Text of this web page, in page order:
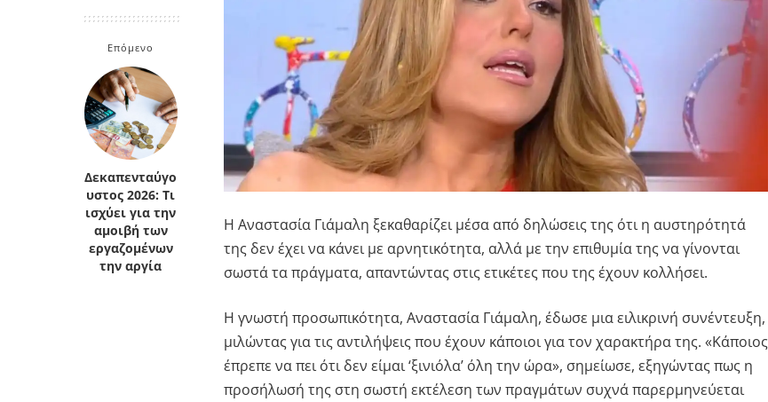
Κρήτη
Κυκλάδες
Πελοπόννησος
Πελοπόννησος
Επόμενο
Δεκαπενταύγο
υστος 2026: Τι
ισχύει για την
αμοιβή των
εργαζομένων
την αργία
Η Αναστασία Γιάμαλη ξεκαθαρίζει μέσα από δηλώσεις της ότι η αυστηρότητά
της δεν έχει να κάνει με αρνητικότητα, αλλά με την επιθυμία της να γίνονται
σωστά τα πράγματα, απαντώντας στις ετικέτες που της έχουν κολλήσει.
Η γνωστή προσωπικότητα, Αναστασία Γιάμαλη, έδωσε μια ειλικρινή συνέντευξη,
μιλώντας για τις αντιλήψεις που έχουν κάποιοι για τον χαρακτήρα της. «Κάποιος
έπρεπε να πει ότι δεν είμαι ‘ξινιόλα’ όλη την ώρα», σημείωσε, εξηγώντας πως η
προσήλωσή της στη σωστή εκτέλεση των πραγμάτων συχνά παρερμηνεύεται